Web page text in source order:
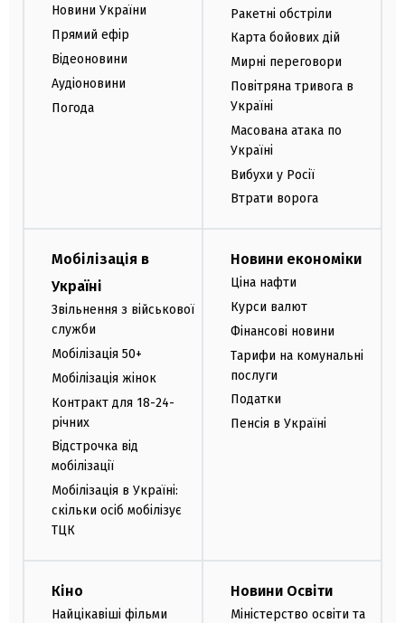
Новини України
Прямий ефір
Відеоновини
Аудіоновини
Погода
Ракетні обстріли
Карта бойових дій
Мирні переговори
Повітряна тривога в
Україні
Масована атака по
Україні
Вибухи у Росії
Втрати ворога
Мобілізація в
Україні
Звільнення з військової
служби
Мобілізація 50+
Мобілізація жінок
Контракт для 18-24-
річних
Відстрочка від
мобілізації
Мобілізація в Україні:
скільки осіб мобілізує
ТЦК
Новини економіки
Ціна нафти
Курси валют
Фінансові новини
Тарифи на комунальні
послуги
Податки
Пенсія в Україні
Кіно
Найцікавіші фільми
Новини Освіти
Міністерство освіти та